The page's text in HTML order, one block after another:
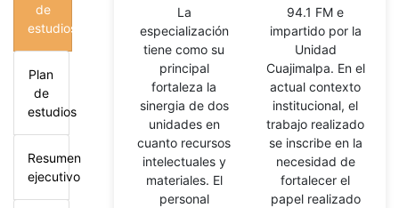
de
estudios
Plan
de
estudios
Resumen
ejecutivo
La
especialización
tiene como su
principal
fortaleza la
sinergia de dos
unidades en
cuanto recursos
intelectuales y
materiales. El
personal
94.1 FM e
impartido por la
Unidad
Cuajimalpa. En el
actual contexto
institucional, el
trabajo realizado
se inscribe en la
necesidad de
fortalecer el
papel realizado